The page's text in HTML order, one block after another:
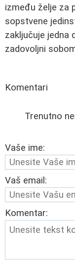
između želje za
sopstvene
zaključuje jedna
zadovoljni
Komentari
Trenutno
Vaše ime:
Vaš email:
Komentar: